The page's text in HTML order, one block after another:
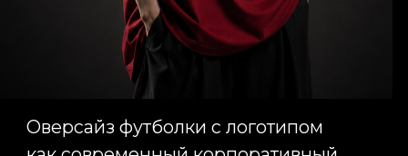
оверсайз футболок с логотипом
заключается в высокой
вероятности их использования за
пределами офиса. В отличие от
классической униформы,
кроя сотрудники охотно носят в
повседневной жизни. В